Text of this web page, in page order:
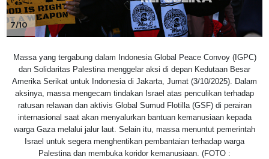
7/10
Massa yang tergabung dalam Indonesia Global Peace Convoy (IGPC)
dan Solidaritas Palestina menggelar aksi di depan Kedutaan Besar
Amerika Serikat untuk Indonesia di Jakarta, Jumat (3/10/2025). Dalam
aksinya, massa mengecam tindakan Israel atas penculikan terhadap
ratusan relawan dan aktivis Global Sumud Flotilla (GSF) di perairan
internasional saat akan menyalurkan bantuan kemanusiaan kepada
warga Gaza melalui jalur laut. Selain itu, massa menuntut pemerintah
Israel untuk segera menghentikan pembantaian terhadap warga
Palestina dan membuka koridor kemanusiaan. (FOTO :